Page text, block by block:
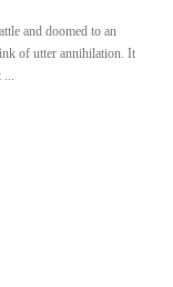
and doomed to an
of utter annihilation. It
...